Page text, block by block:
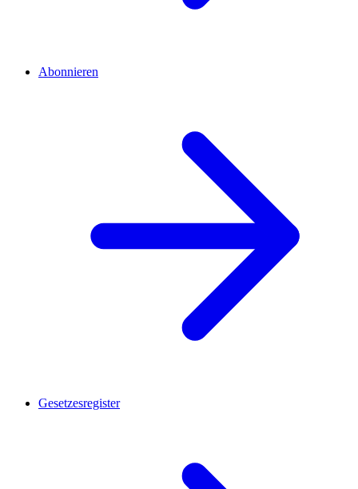
Abonnieren
Gesetzesregister